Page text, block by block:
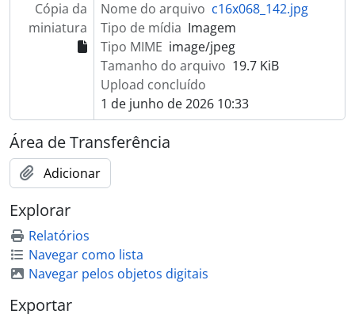
Cópia da
miniatura
Nome do arquivo c16x068_142.jpg
Tipo de mídia Imagem
Tipo MIME image/jpeg
Tamanho do arquivo 19.7 KiB
Upload concluído
1 de junho de 2026 10:33
Área de Transferência
Adicionar
Explorar
Relatórios
Navegar como lista
Navegar pelos objetos digitais
Exportar